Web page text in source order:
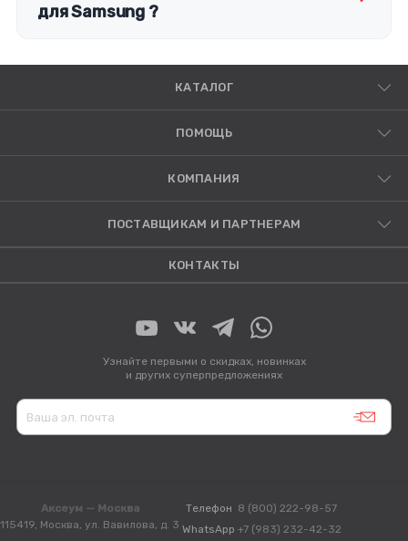
для Samsung ?
КАТАЛОГ
ПОМОЩЬ
КОМПАНИЯ
ПОСТАВЩИКАМ И ПАРТНЕРАМ
КОНТАКТЫ
Узнайте первыми о скидках, новинках
и других суперпредложениях
Аксеум — Москва
115419, Москва, ул. Вавилова, д. 3
Телефон 8 (800) 222-98-57
WhatsApp +7 (983) 232-42-32